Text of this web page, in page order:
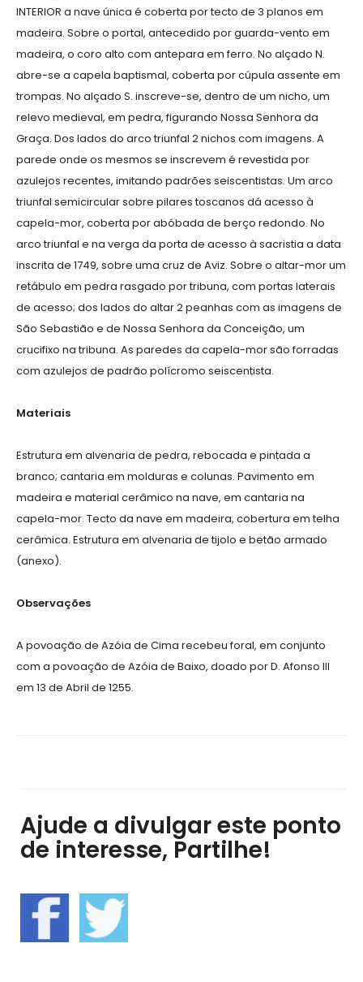
INTERIOR a nave única é coberta por tecto de 3 planos em
madeira. Sobre o portal, antecedido por guarda-vento em
madeira, o coro alto com antepara em ferro. No alçado N.
abre-se a capela baptismal, coberta por cúpula assente em
trompas. No alçado S. inscreve-se, dentro de um nicho, um
relevo medieval, em pedra, figurando Nossa Senhora da
Graça. Dos lados do arco triunfal 2 nichos com imagens. A
parede onde os mesmos se inscrevem é revestida por
azulejos recentes, imitando padrões seiscentistas. Um arco
triunfal semicircular sobre pilares toscanos dá acesso à
capela-mor, coberta por abóbada de berço redondo. No
arco triunfal e na verga da porta de acesso à sacristia a data
inscrita de 1749, sobre uma cruz de Aviz. Sobre o altar-mor um
retábulo em pedra rasgado por tribuna, com portas laterais
de acesso; dos lados do altar 2 peanhas com as imagens de
São Sebastião e de Nossa Senhora da Conceição, um
crucifixo na tribuna. As paredes da capela-mor são forradas
com azulejos de padrão polícromo seiscentista.
Materiais
Estrutura em alvenaria de pedra, rebocada e pintada a
branco; cantaria em molduras e colunas. Pavimento em
madeira e material cerâmico na nave, em cantaria na
capela-mor. Tecto da nave em madeira, cobertura em telha
cerâmica. Estrutura em alvenaria de tijolo e betão armado
(anexo).
Observações
A povoação de Azóia de Cima recebeu foral, em conjunto
com a povoação de Azóia de Baixo, doado por D. Afonso III
em 13 de Abril de 1255.
Ajude a divulgar este ponto
de interesse, Partilhe!